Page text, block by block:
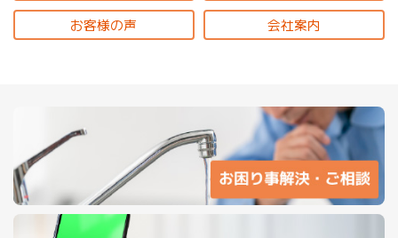
お客様の声 会社案内